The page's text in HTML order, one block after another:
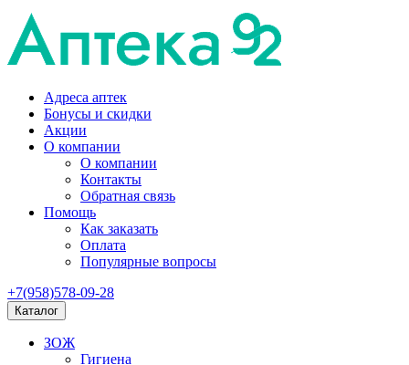
Адреса аптек
Бонусы и скидки
Акции
О компании
О компании
Контакты
Обратная связь
Помощь
Как заказать
Оплата
Популярные вопросы
+7(958)578-09-28
Каталог
ЗОЖ
Гигиена